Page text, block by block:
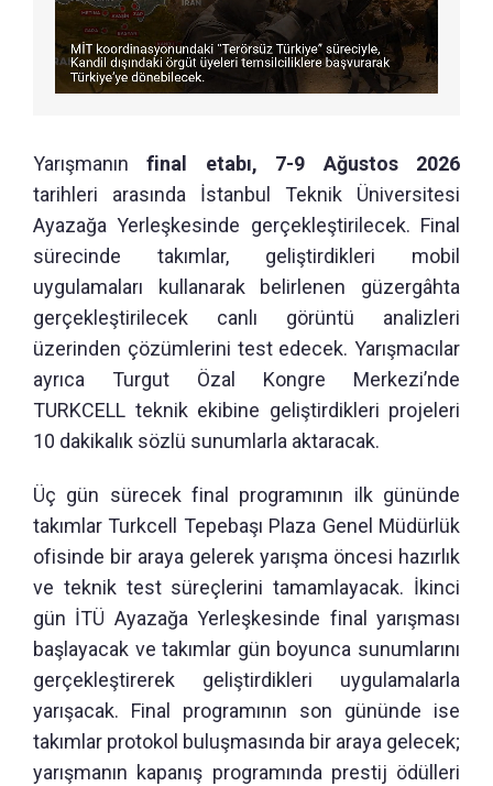
Yarışmanınfinal etabı, 7-9 Ağustos 2026
tarihleri arasında İstanbul Teknik Üniversitesi
Ayazağa Yerleşkesinde gerçekleştirilecek. Final
sürecinde takımlar, geliştirdikleri mobil
uygulamaları kullanarak belirlenen güzergâhta
gerçekleştirilecek canlı görüntü analizleri
üzerinden çözümlerini test edecek. Yarışmacılar
ayrıca Turgut Özal Kongre Merkezi’nde
TURKCELL teknik ekibine geliştirdikleri projeleri
10 dakikalık sözlü sunumlarla aktaracak.
Üç gün sürecek final programının ilk gününde
takımlar Turkcell Tepebaşı Plaza Genel Müdürlük
ofisinde bir araya gelerek yarışma öncesi hazırlık
ve teknik test süreçlerini tamamlayacak. İkinci
gün İTÜ Ayazağa Yerleşkesinde final yarışması
başlayacak ve takımlar gün boyunca sunumlarını
gerçekleştirerek geliştirdikleri uygulamalarla
yarışacak. Final programının son gününde ise
takımlar protokol buluşmasında bir araya gelecek;
yarışmanın kapanış programında prestij ödülleri